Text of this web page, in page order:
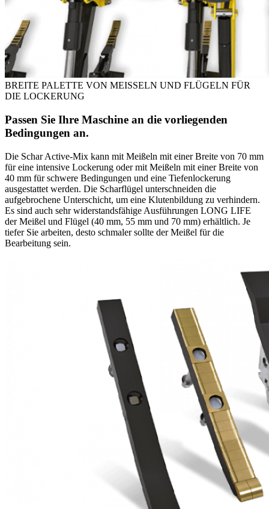
BREITE PALETTE VON MEISSELN UND FLÜGELN FÜR
DIE LOCKERUNG
Passen Sie Ihre Maschine an die vorliegenden
Bedingungen an.
Die Schar Active-Mix kann mit Meißeln mit einer Breite von 70 mm
für eine intensive Lockerung oder mit Meißeln mit einer Breite von
40 mm für schwere Bedingungen und eine Tiefenlockerung
ausgestattet werden. Die Scharflügel unterschneiden die
aufgebrochene Unterschicht, um eine Klutenbildung zu verhindern.
Es sind auch sehr widerstandsfähige Ausführungen LONG LIFE
der Meißel und Flügel (40 mm, 55 mm und 70 mm) erhältlich. Je
tiefer Sie arbeiten, desto schmaler sollte der Meißel für die
Bearbeitung sein.